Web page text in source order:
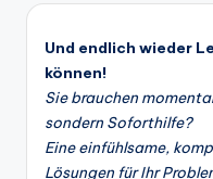
Und endlich wieder
können!
Sie brauchen
sondern Soforthilfe?
Eine einfühlsame,
Lösungen für Ihr